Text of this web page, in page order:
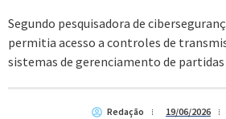
Segundo pesquisadora de
permitia acesso a controles de
sistemas de gerenciamento de partidas
Redação 19/06/2026